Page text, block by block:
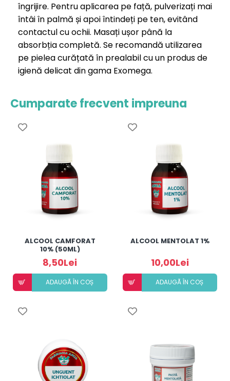
îngrijire. Pentru aplicarea pe față, pulverizați mai
întâi în palmă și apoi întindeți pe ten, evitând
contactul cu ochii. Masați ușor până la
absorbția completă. Se recomandă utilizarea
pe pielea curățată în prealabil cu un produs de
igienă delicat din gama Exomega.
Cumparate frecvent impreuna
ALCOOL CAMFORAT
10% (50ML)
8,50Lei
ADAUGÃ ÎN COȘ
ALCOOL MENTOLAT 1%
10,00Lei
ADAUGÃ ÎN COȘ